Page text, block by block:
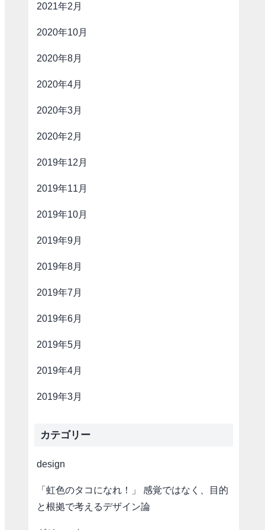
2021年2月
2020年10月
2020年8月
2020年4月
2020年3月
2020年2月
2019年12月
2019年11月
2019年10月
2019年9月
2019年8月
2019年7月
2019年6月
2019年5月
2019年4月
2019年3月
カテゴリー
design
「虹色のタコになれ！」 感覚ではなく、目的
と根拠で考えるデザイン論